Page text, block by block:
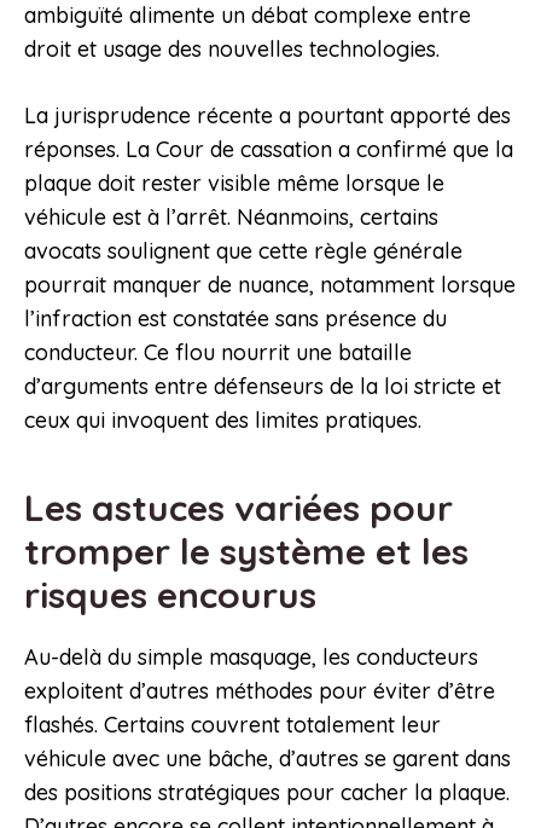
ambiguïté alimente un débat complexe entre
droit et usage des nouvelles technologies.
La jurisprudence récente a pourtant apporté des
réponses. La Cour de cassation a confirmé que la
plaque doit rester visible même lorsque le
véhicule est à l’arrêt. Néanmoins, certains
avocats soulignent que cette règle générale
pourrait manquer de nuance, notamment lorsque
l’infraction est constatée sans présence du
conducteur. Ce flou nourrit une bataille
d’arguments entre défenseurs de la loi stricte et
ceux qui invoquent des limites pratiques.
Les astuces variées pour
tromper le système et les
risques encourus
Au-delà du simple masquage, les conducteurs
exploitent d’autres méthodes pour éviter d’être
flashés. Certains couvrent totalement leur
véhicule avec une bâche, d’autres se garent dans
des positions stratégiques pour cacher la plaque.